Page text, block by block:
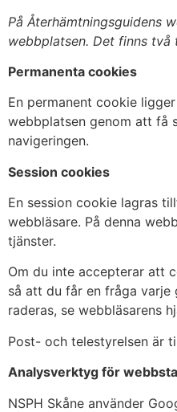
På Återhämtningsguidens
webbplatsen. Det finns två
Permanenta cookies
En permanent cookie
webbplatsen genom att få
navigeringen.
Session cookies
En session cookie lagras
webbläsare. På denna
tjänster.
Om du inte accepterar att
så att du får en fråga varje
raderas, se webbläsarens
Post- och telestyrelsen är
Analysverktyg för
NSPH Skåne använder